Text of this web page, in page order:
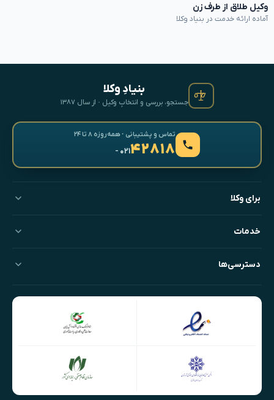
وکیل طلاق از طرف زن
آماده ارائه خدمت در بنیاد وکلا
بنیادِ وکلا
جستجو، بررسی و انتخابِ وکیل · از سال ۱۳۸۷
تماس و پشتیبانی · همه‌روزه ۸ تا ۲۴
۴۲۸۱۸- ۰۲۱
برای وکلا
خدمات
دسترسی‌ها